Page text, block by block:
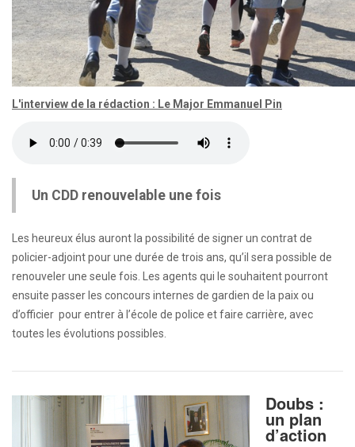
L'interview de la rédaction : Le Major Emmanuel Pin
Un CDD renouvelable une fois
Les heureux élus auront la possibilité de signer un contrat de
policier-adjoint pour une durée de trois ans, qu’il sera possible de
renouveler une seule fois. Les agents qui le souhaitent pourront
ensuite passer les concours internes de gardien de la paix ou
d’officier pour entrer à l’école de police et faire carrière, avec
toutes les évolutions possibles.
Doubs :
un plan
d’action